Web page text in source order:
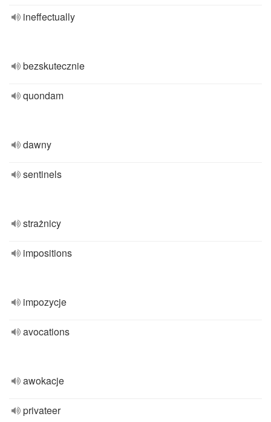
ineffectually
bezskutecznie
quondam
dawny
sentinels
strażnicy
impositions
impozycje
avocations
awokacje
privateer